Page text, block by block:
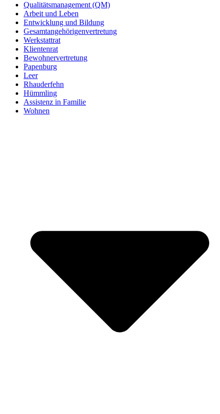
Qualitätsmanagement (QM)
Arbeit und Leben
Entwicklung und Bildung
Gesamtangehörigenvertretung
Werkstattrat
Klientenrat
Bewohnervertretung
Papenburg
Leer
Rhauderfehn
Hümmling
Assistenz in Familie
Wohnen